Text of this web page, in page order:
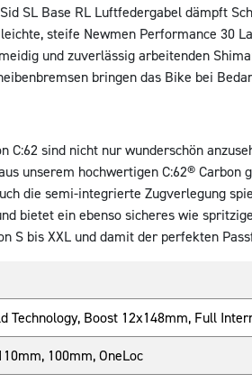
SL Base RL Luftfedergabel dämpft
steife Newmen Performance 30
und zuverlässig arbeitenden
bringen das Bike bei
sind nicht nur wunderschön
unserem hochwertigen C:62®
die semi-integrierte Zugverlegung
bietet ein ebenso sicheres wie
S bis XXL und damit der perfekten
Technology, Boost 12x148mm, Full
100mm, OneLoc